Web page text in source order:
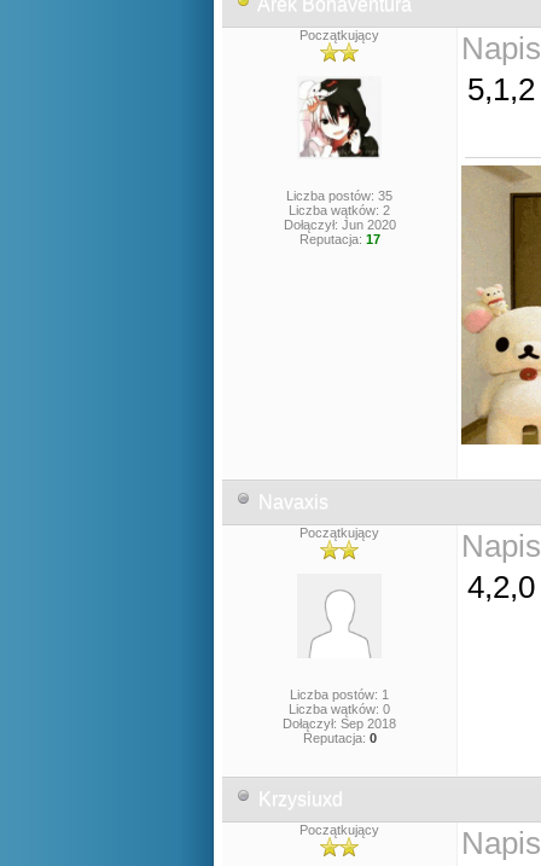
Arek Bonaventura
Początkujący
Liczba postów: 35
Liczba wątków: 2
Dołączył: Jun 2020
Reputacja: 17
Navaxis
Początkujący
Liczba postów: 1
Liczba wątków: 0
Dołączył: Sep 2018
Reputacja: 0
Krzysiuxd
Początkujący